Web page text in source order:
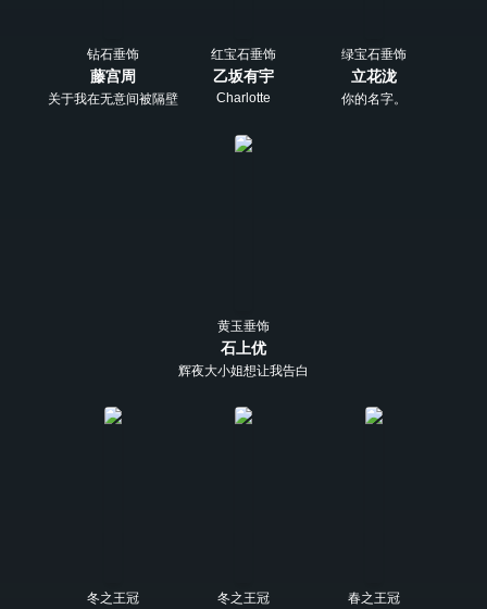
钻石垂饰
藤宫周
关于我在无意间被隔壁的天使变成废柴这件事
红宝石垂饰
乙坂有宇
Charlotte
绿宝石垂饰
立花泷
你的名字。
黄玉垂饰
石上优
辉夜大小姐想让我告白～天才们的恋爱头脑战～
冬之王冠 冬之王冠 春之王冠